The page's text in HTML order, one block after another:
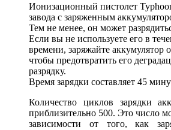
Ионизационный пистолет
завода с заряженным
Тем не менее, он может
Если вы не используете его в
времени, заряжайте аккумулятор
чтобы предотвратить его
разрядку.
Время зарядки составляет 45
Количество циклов зарядки
приблизительно 500. Это число
зависимости от того, как